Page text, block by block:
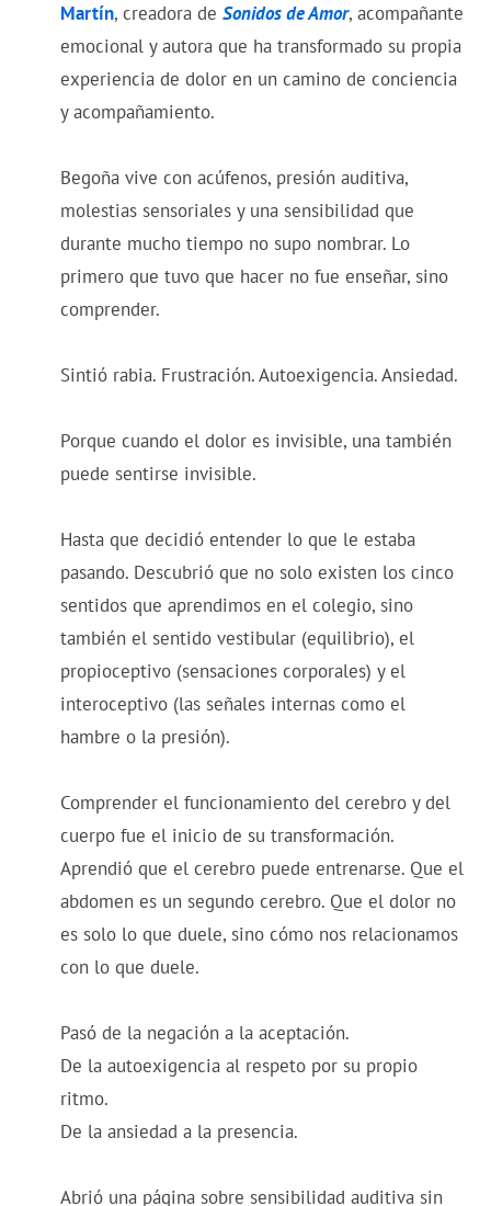
Martín, creadora de Sonidos de Amor, acompañante
emocional y autora que ha transformado su propia
experiencia de dolor en un camino de conciencia
y acompañamiento.
Begoña vive con acúfenos, presión auditiva,
molestias sensoriales y una sensibilidad que
durante mucho tiempo no supo nombrar. Lo
primero que tuvo que hacer no fue enseñar, sino
comprender.
Sintió rabia. Frustración. Autoexigencia. Ansiedad.
Porque cuando el dolor es invisible, una también
puede sentirse invisible.
Hasta que decidió entender lo que le estaba
pasando. Descubrió que no solo existen los cinco
sentidos que aprendimos en el colegio, sino
también el sentido vestibular (equilibrio), el
propioceptivo (sensaciones corporales) y el
interoceptivo (las señales internas como el
hambre o la presión).
Comprender el funcionamiento del cerebro y del
cuerpo fue el inicio de su transformación.
Aprendió que el cerebro puede entrenarse. Que el
abdomen es un segundo cerebro. Que el dolor no
es solo lo que duele, sino cómo nos relacionamos
con lo que duele.
Pasó de la negación a la aceptación.
De la autoexigencia al respeto por su propio
ritmo.
De la ansiedad a la presencia.
Abrió una página sobre sensibilidad auditiva sin